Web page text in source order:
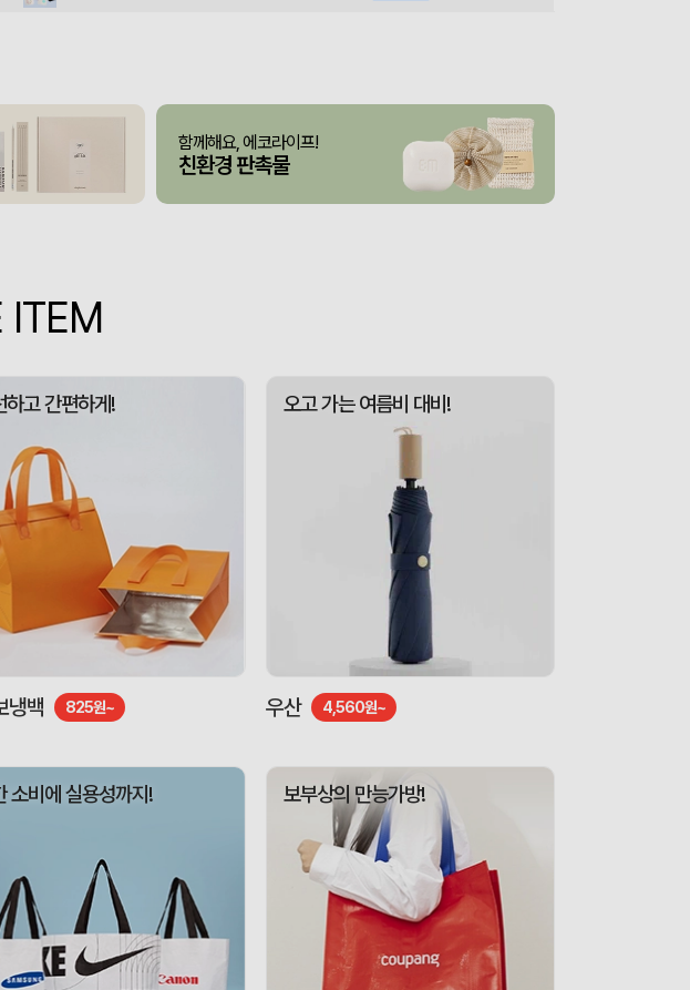
사각니들펜(0.7) 08-07
브리온 아이스큐브 2세대 여름 아이스 넥밴드 쿨러 이성원 산출완료 08-07
[26년 설]CJ 스마트초이스 L호
입체형떡메모_(도자기레인보우) 김현민 접수중
산출완료
산출완료
상품제안(웰컴키트제작) 산출완료
함께해요, 에코라이프!
친환경 판촉물
ITEM
하고 간편하게!
냉백 825원~
오고 가는 여름비 대비!
우산 4,560원~
소비에 실용성까지! 보부상의 만능가방!